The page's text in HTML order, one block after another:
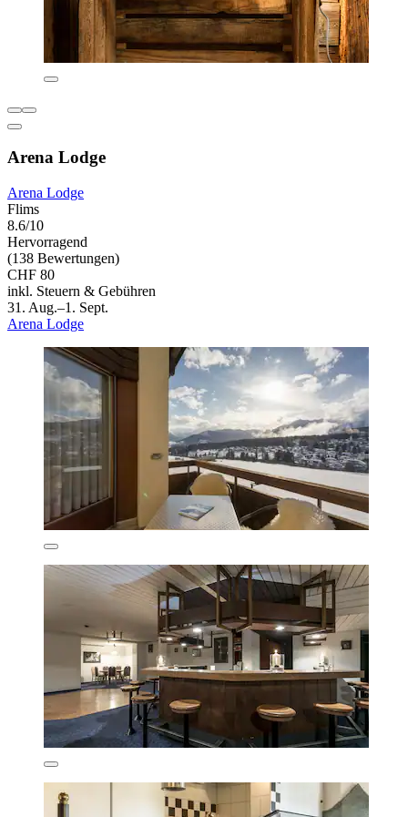
Arena Lodge
Arena Lodge
Flims
8.6/10
Hervorragend
(138 Bewertungen)
CHF 80
inkl. Steuern & Gebühren
31. Aug.–1. Sept.
Arena Lodge